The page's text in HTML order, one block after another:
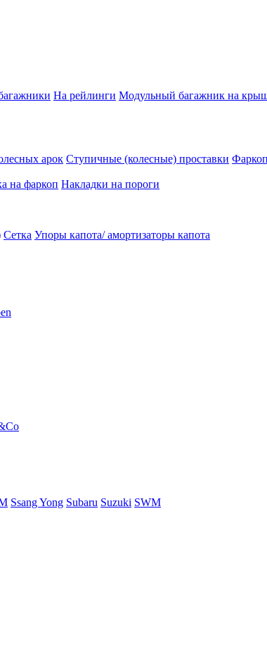
На рейлинги Модульный багажник на
арок Ступичные (колесные) проставки
на фаркоп Накладки на пороги
Сетка Упоры капота/ амортизаторы капота
Ssang Yong Subaru Suzuki SWM